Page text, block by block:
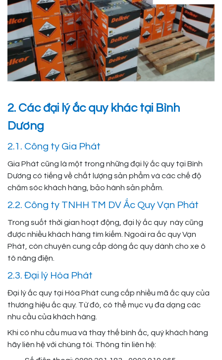
2. Các đại lý ắc quy khác tại Bình
Dương
2.1. Công ty Gia Phát
Gia Phát cũng là một trong những đại lý ắc quy tại Bình
Dương có tiếng về chất lượng sản phẩm và các chế độ
chăm sóc khách hàng, bảo hành sản phẩm.
2.2. Công ty TNHH TM DV Ắc Quy Vạn Phát
Trong suốt thời gian hoạt động, đại lý ắc quy này cũng
được nhiều khách hàng tìm kiếm. Ngoài ra ắc quy Vạn
Phát, còn chuyên cung cấp dòng ắc quy dành cho xe ô
tô nâng điện.
2.3. Đại lý Hòa Phát
Đại lý ắc quy tại Hòa Phát cung cấp nhiều mã ắc quy của
thương hiệu ắc quy. Từ đó, có thể mục vụ đa dạng các
nhu cầu của khách hàng.
Khi có nhu cầu mua và thay thế bình ắc, quý khách hàng
hãy liên hệ với chúng tôi. Thông tin liên hệ: